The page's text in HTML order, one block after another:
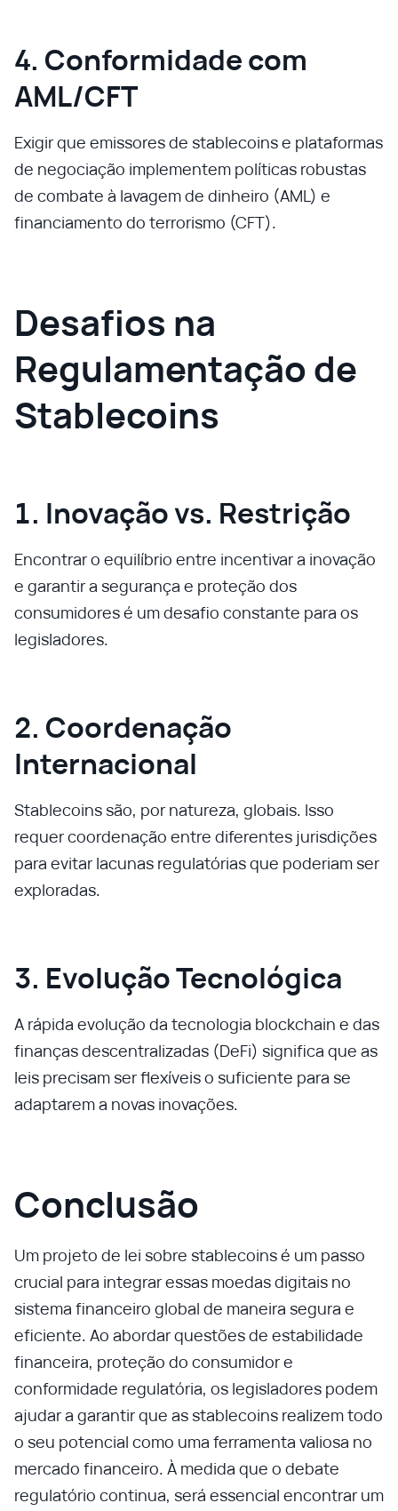
4. Conformidade com
AML/CFT
Exigir que emissores de stablecoins e plataformas
de negociação implementem políticas robustas
de combate à lavagem de dinheiro (AML) e
financiamento do terrorismo (CFT).
Desafios na
Regulamentação de
Stablecoins
1. Inovação vs. Restrição
Encontrar o equilíbrio entre incentivar a inovação
e garantir a segurança e proteção dos
consumidores é um desafio constante para os
legisladores.
2. Coordenação
Internacional
Stablecoins são, por natureza, globais. Isso
requer coordenação entre diferentes jurisdições
para evitar lacunas regulatórias que poderiam ser
exploradas.
3. Evolução Tecnológica
A rápida evolução da tecnologia blockchain e das
finanças descentralizadas (DeFi) significa que as
leis precisam ser flexíveis o suficiente para se
adaptarem a novas inovações.
Conclusão
Um projeto de lei sobre stablecoins é um passo
crucial para integrar essas moedas digitais no
sistema financeiro global de maneira segura e
eficiente. Ao abordar questões de estabilidade
financeira, proteção do consumidor e
conformidade regulatória, os legisladores podem
ajudar a garantir que as stablecoins realizem todo
o seu potencial como uma ferramenta valiosa no
mercado financeiro. À medida que o debate
regulatório continua, será essencial encontrar um